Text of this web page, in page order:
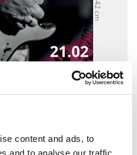
content and ads, to
and to analyse our traffic.
42 cm